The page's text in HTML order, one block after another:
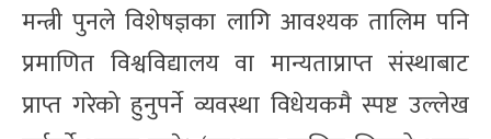
मन्त्री पुनले विशेषज्ञका लागि आवश्यक तालिम पनि
प्रमाणित विश्वविद्यालय वा मान्यताप्राप्त संस्थाबाट
प्राप्त गरेको हुनुपर्ने व्यवस्था विधेयकमै स्पष्ट उल्लेख